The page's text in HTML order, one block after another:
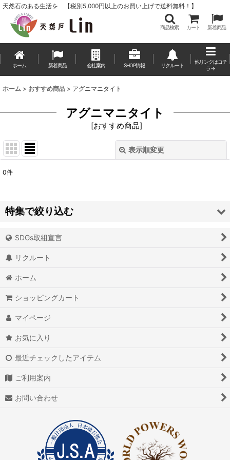
天然石のある生活を 【税別5,000円以上のお買い上げで送料無料！】
商品検索 カート 新着商品
ホーム 新着商品 会社案内 SHOP情報 リクルート
他リンクはコチ
ラ→
ホーム > おすすめ商品 > アグニマニタイト
アグニマニタイト
[おすすめ商品]
表示順変更
並び順:
0件
特集で絞り込む
アイオライト
アイスクォーツ
アイリスクォーツ
アゼツライト
アフガナイト
SDGs取組宣言
リクルート
ホーム
ショッピングカート
マイページ
お気に入り
最近チェックしたアイテム
ご利用案内
お問い合わせ